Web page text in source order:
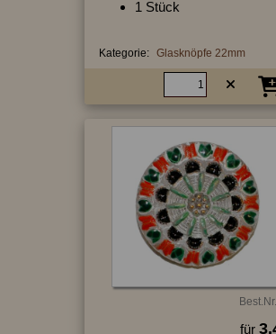
1 Stück
Kategorie: Glasknöpfe 22mm
für